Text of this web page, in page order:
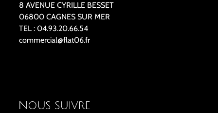
8 AVENUE CYRILLE BESSET
06800 CAGNES SUR MER
TEL : 04.93.20.66.54
commercial@flat06.fr
Nous suivre